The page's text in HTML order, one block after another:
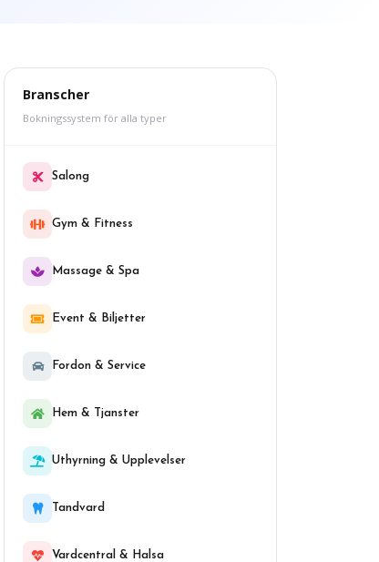
Branscher
Bokningssystem för alla typer
Salong
Gym & Fitness
Massage & Spa
Event & Biljetter
Fordon & Service
Hem & Tjanster
Uthyrning & Upplevelser
Tandvard
Vardcentral & Halsa